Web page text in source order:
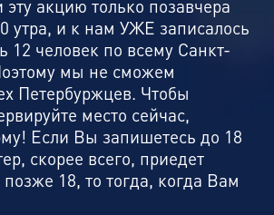
акцию только позавчера
утра, и к нам УЖЕ записалось
12 человек по всему Санкт-
мы не сможем
Петербуржцев. Чтобы
место сейчас,
Если Вы запишетесь до 18
скорее всего, приедет
18, то тогда, когда Вам